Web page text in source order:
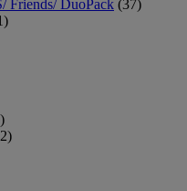
Friends/ DuoPack (37)